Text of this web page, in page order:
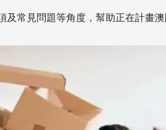
常見問題等角度，幫助正在計畫